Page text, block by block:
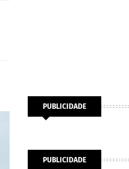
PUBLICIDADE
PUBLICIDADE